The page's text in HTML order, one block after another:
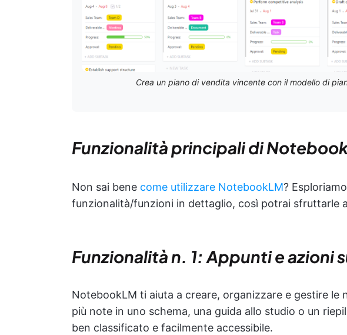
Crea un piano di vendita vincente con il modello di
Funzionalità principali di
Non sai bene come utilizzare NotebookLM?
funzionalità/funzioni in dettaglio, così potrai sfruttarle
Funzionalità n. 1: Appunti e azioni
NotebookLM ti aiuta a creare, organizzare e gestire le
più note in uno schema, una guida allo studio o un
ben classificato e facilmente accessibile.